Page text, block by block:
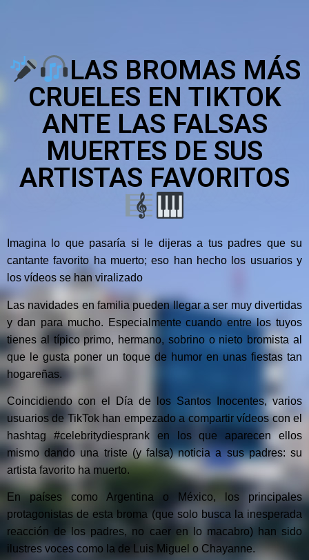
LAS BROMAS MÁS
CRUELES EN TIKTOK
ANTE LAS FALSAS
MUERTES DE SUS
ARTISTAS FAVORITOS
Imagina lo que pasaría si le dijeras a tus padres que su
cantante favorito ha muerto; eso han hecho los usuarios y
los vídeos se han viralizado
Las navidades en familia pueden llegar a ser muy divertidas
y dan para mucho. Especialmente cuando entre los tuyos
tienes al típico primo, hermano, sobrino o nieto bromista al
que le gusta poner un toque de humor en unas fiestas tan
hogareñas.
Coincidiendo con el Día de los Santos Inocentes, varios
usuarios de TikTok han empezado a compartir vídeos con el
hashtag #celebritydiesprank en los que aparecen ellos
mismo dando una triste (y falsa) noticia a sus padres: su
artista favorito ha muerto.
En países como Argentina o México, los principales
protagonistas de esta broma (que solo busca la inesperada
reacción de los padres, no caer en lo macabro) han sido
ilustres voces como la de Luis Miguel o Chayanne.